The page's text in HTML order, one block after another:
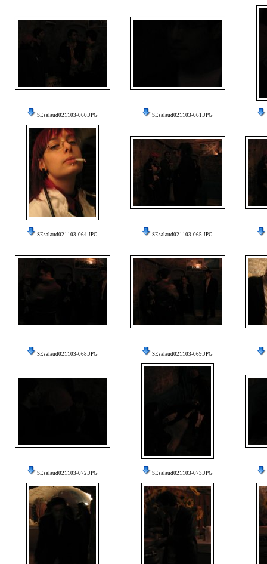
SEsalaud021103-060.JPG SEsalaud021103-061.JPG
SEsalaud021103-064.JPG SEsalaud021103-065.JPG
SEsalaud021103-068.JPG SEsalaud021103-069.JPG
SEsalaud021103-072.JPG SEsalaud021103-073.JPG